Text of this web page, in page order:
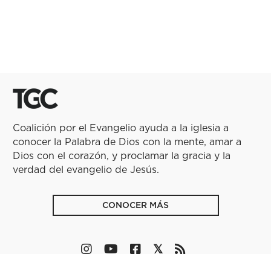
Coalición por el Evangelio ayuda a la iglesia a
conocer la Palabra de Dios con la mente, amar a
Dios con el corazón, y proclamar la gracia y la
verdad del evangelio de Jesús.
CONOCER MÁS